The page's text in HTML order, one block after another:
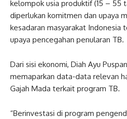
kelompok usia produktif (15 – 55
diperlukan komitmen dan upaya
kesadaran masyarakat Indonesia
upaya pencegahan penularan TB.
Dari sisi ekonomi, Diah Ayu
memaparkan data-data relevan
Gajah Mada terkait program TB.
“Berinvestasi di program